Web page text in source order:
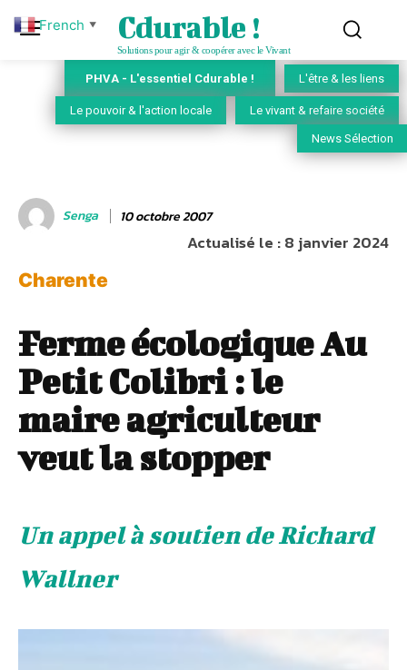
Cdurable !
Solutions pour agir & coopérer avec le Vivant
PHVA - L'essentiel Cdurable ! L'être & les liens
Le pouvoir & l'action locale Le vivant & refaire société
News Sélection
Senga 10 octobre 2007
Actualisé le :8 janvier 2024
Charente
Ferme écologique Au
Petit Colibri : le
maire agriculteur
veut la stopper
Un appel à soutien de Richard
Wallner
French ▼